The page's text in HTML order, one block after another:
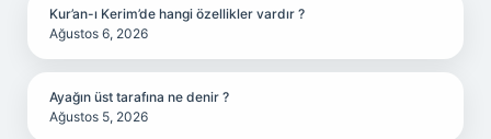
Kur’an-ı Kerim’de hangi özellikler vardır ?
Ağustos 6, 2026
Ayağın üst tarafına ne denir ?
Ağustos 5, 2026